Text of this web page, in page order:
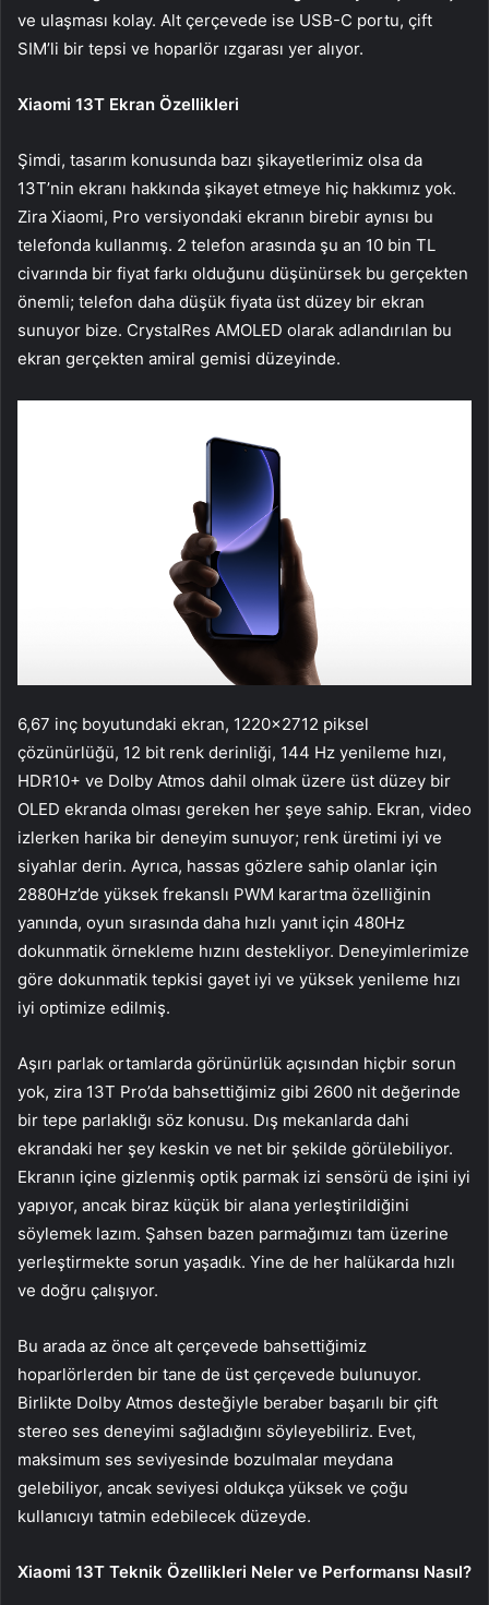
ve ulaşması kolay. Alt çerçevede ise USB-C portu, çift
SIM’li bir tepsi ve hoparlör ızgarası yer alıyor.
Xiaomi 13T Ekran Özellikleri
Şimdi, tasarım konusunda bazı şikayetlerimiz olsa da
13T’nin ekranı hakkında şikayet etmeye hiç hakkımız yok.
Zira Xiaomi, Pro versiyondaki ekranın birebir aynısı bu
telefonda kullanmış. 2 telefon arasında şu an 10 bin TL
civarında bir fiyat farkı olduğunu düşünürsek bu gerçekten
önemli; telefon daha düşük fiyata üst düzey bir ekran
sunuyor bize. CrystalRes AMOLED olarak adlandırılan bu
ekran gerçekten amiral gemisi düzeyinde.
6,67 inç boyutundaki ekran, 1220×2712 piksel
çözünürlüğü, 12 bit renk derinliği, 144 Hz yenileme hızı,
HDR10+ ve Dolby Atmos dahil olmak üzere üst düzey bir
OLED ekranda olması gereken her şeye sahip. Ekran, video
izlerken harika bir deneyim sunuyor; renk üretimi iyi ve
siyahlar derin. Ayrıca, hassas gözlere sahip olanlar için
2880Hz’de yüksek frekanslı PWM karartma özelliğinin
yanında, oyun sırasında daha hızlı yanıt için 480Hz
dokunmatik örnekleme hızını destekliyor. Deneyimlerimize
göre dokunmatik tepkisi gayet iyi ve yüksek yenileme hızı
iyi optimize edilmiş.
Aşırı parlak ortamlarda görünürlük açısından hiçbir sorun
yok, zira 13T Pro’da bahsettiğimiz gibi 2600 nit değerinde
bir tepe parlaklığı söz konusu. Dış mekanlarda dahi
ekrandaki her şey keskin ve net bir şekilde görülebiliyor.
Ekranın içine gizlenmiş optik parmak izi sensörü de işini iyi
yapıyor, ancak biraz küçük bir alana yerleştirildiğini
söylemek lazım. Şahsen bazen parmağımızı tam üzerine
yerleştirmekte sorun yaşadık. Yine de her halükarda hızlı
ve doğru çalışıyor.
Bu arada az önce alt çerçevede bahsettiğimiz
hoparlörlerden bir tane de üst çerçevede bulunuyor.
Birlikte Dolby Atmos desteğiyle beraber başarılı bir çift
stereo ses deneyimi sağladığını söyleyebiliriz. Evet,
maksimum ses seviyesinde bozulmalar meydana
gelebiliyor, ancak seviyesi oldukça yüksek ve çoğu
kullanıcıyı tatmin edebilecek düzeyde.
Xiaomi 13T Teknik Özellikleri Neler ve Performansı Nasıl?